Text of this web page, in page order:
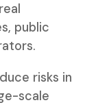
public
risks in
scale